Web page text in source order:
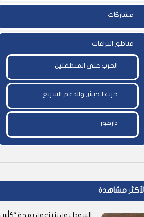
مشاركات
مناطق النزاعات
الحرب على المنطقتين
حرب الجيش والدعم السريع
دارفور
مشاهدة
السودانيون ينتزعون بهجة “كأس